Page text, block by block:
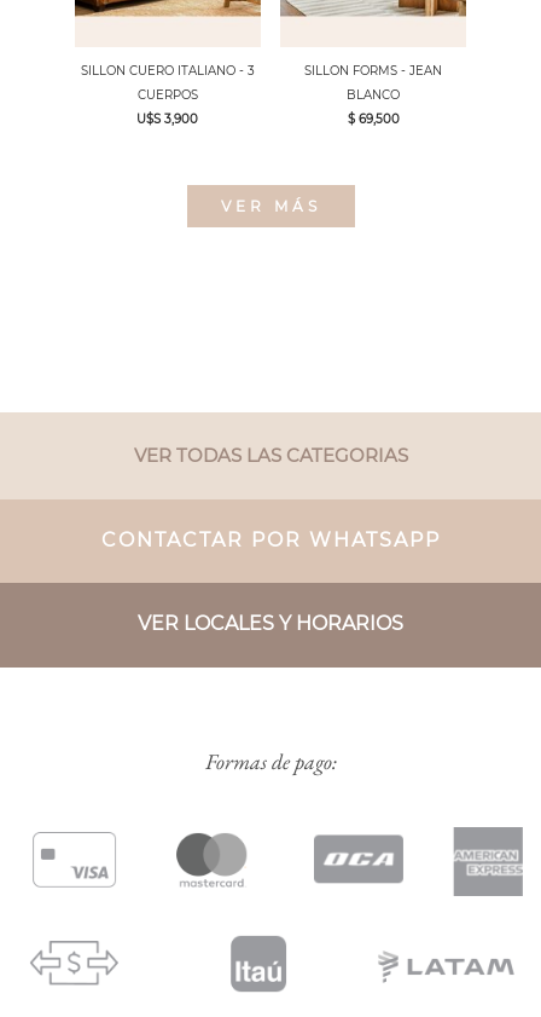
SILLON CUERO ITALIANO - 3
CUERPOS
U$S 3,900
SILLON FORMS - JEAN
BLANCO
$ 69,500
VER MÁS
VER TODAS LAS CATEGORIAS
CONTACTAR POR WHATSAPP
VER LOCALES Y HORARIOS
Formas de pago: